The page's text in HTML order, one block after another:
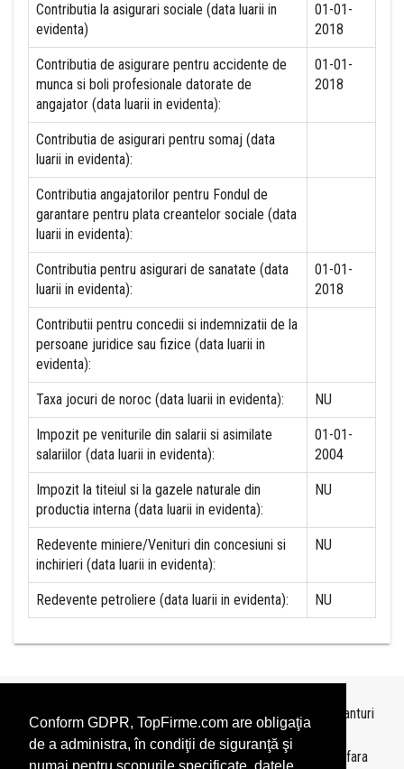
Conform GDPR, TopFirme.com are obligaţia
de a administra, în condiţii de siguranţă şi
Contributia la asigurari sociale (data luarii in
evidenta)
01-01-
2018
Contributia de asigurare pentru accidente de
munca si boli profesionale datorate de
angajator (data luarii in evidenta):
01-01-
2018
Contributia de asigurari pentru somaj (data
luarii in evidenta):
Contributia angajatorilor pentru Fondul de
garantare pentru plata creantelor sociale (data
luarii in evidenta):
Contributia pentru asigurari de sanatate (data
luarii in evidenta):
01-01-
2018
Contributii pentru concedii si indemnizatii de la
persoane juridice sau fizice (data luarii in
evidenta):
Taxa jocuri de noroc (data luarii in evidenta): NU
Impozit pe veniturile din salarii si asimilate
salariilor (data luarii in evidenta):
01-01-
2004
Impozit la titeiul si la gazele naturale din
productia interna (data luarii in evidenta):
NU
Redevente miniere/Venituri din concesiuni si
inchirieri (data luarii in evidenta):
NU
Redevente petroliere (data luarii in evidenta): NU
Topurile sunt realizate deTopFirme
pe baza ultimelor bilanturi
depuse si au scop informativ.
Este interzisa folosirea topurilor fara acordul TopFirme si fara